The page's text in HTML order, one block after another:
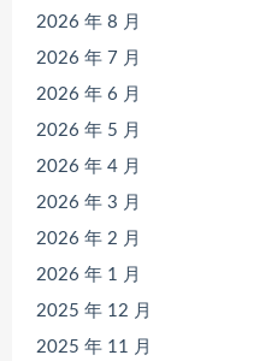
2026 年 8 月
2026 年 7 月
2026 年 6 月
2026 年 5 月
2026 年 4 月
2026 年 3 月
2026 年 2 月
2026 年 1 月
2025 年 12 月
2025 年 11 月